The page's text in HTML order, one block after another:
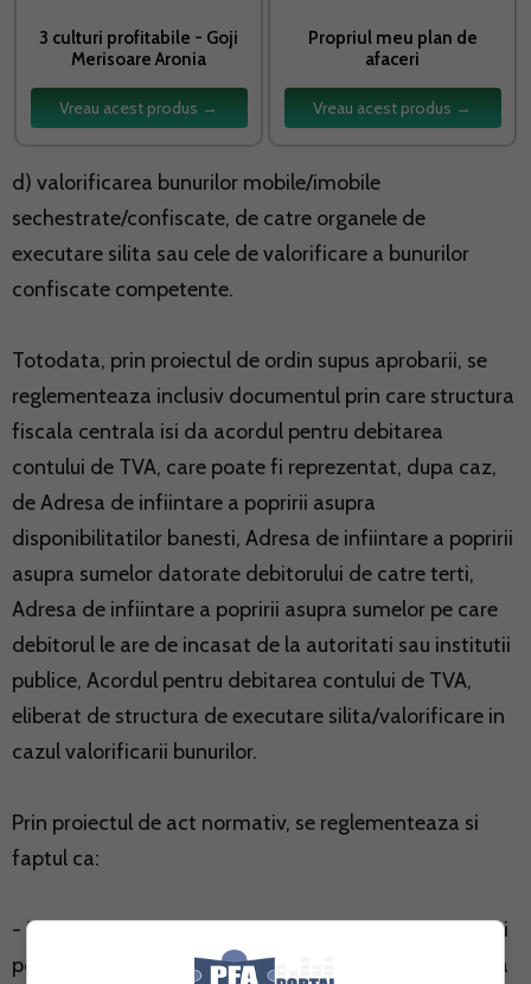
3 culturi profitabile - Goji
Merisoare Aronia
Vreau acest produs →
Propriul meu plan de
afaceri
Vreau acest produs →
d) valorificarea bunurilor mobile/imobile
sechestrate/confiscate, de catre organele de
executare silita sau cele de valorificare a bunurilor
confiscate competente.
Totodata, prin proiectul de ordin supus aprobarii, se
reglementeaza inclusiv documentul prin care structura
fiscala centrala isi da acordul pentru debitarea
contului de TVA, care poate fi reprezentat, dupa caz,
de Adresa de infiintare a popririi asupra
disponibilitatilor banesti, Adresa de infiintare a popririi
asupra sumelor datorate debitorului de catre terti,
Adresa de infiintare a popririi asupra sumelor pe care
debitorul le are de incasat de la autoritati sau institutii
publice, Acordul pentru debitarea contului de TVA,
eliberat de structura de executare silita/valorificare in
cazul valorificarii bunurilor.
Prin proiectul de act normativ, se reglementeaza si
faptul ca:
- in cazul popririi bancare, contul de TVA al debitorului
poate fi debitat cu toata suma existenta in cont pana